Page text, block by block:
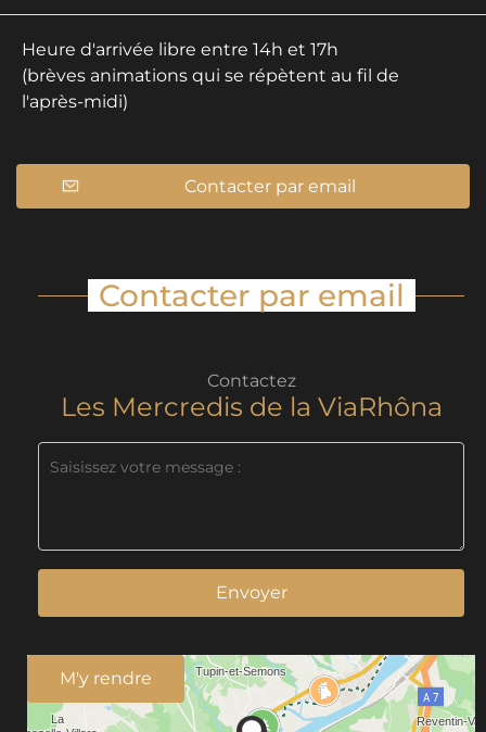
Heure d'arrivée libre entre 14h et 17h
(brèves animations qui se répètent au fil de
l'après-midi)
Contacter par email
Contacter par email
Contactez
Les Mercredis de la ViaRhôna
Envoyer
M'y rendre